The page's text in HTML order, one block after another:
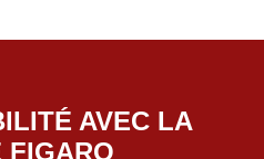
AVEC LA
FIGARO